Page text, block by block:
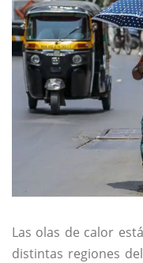
Las olas de calor
distintas regiones